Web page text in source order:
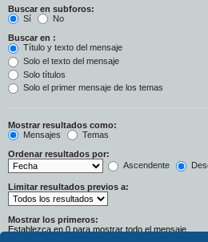
Buscar en subforos:
Sí
No
Buscar en :
Título y texto del mensaje
Solo el texto del mensaje
Solo títulos
Solo el primer mensaje de los temas
Mostrar resultados como:
Mensajes
Temas
Ordenar resultados por:
Ascendente
Limitar resultados previos a:
Mostrar los primeros:
Establezca en 0 para mostrar todo el mensaje.